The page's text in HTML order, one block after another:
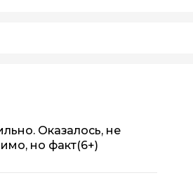
Оказалось, не
но факт(6+)